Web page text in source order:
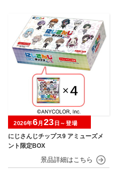
にじさんじチップス9 アミューズメ
ント限定BOX
2026年6月 23 日～登場